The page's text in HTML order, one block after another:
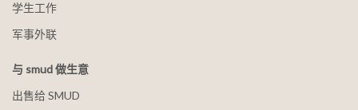
学生工作
军事外联
与 smud 做生意
出售给 SMUD